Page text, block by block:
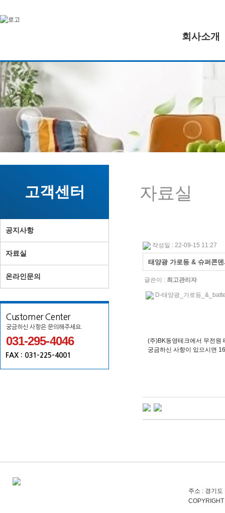
회사소개
고객센터
공지사항
자료실
온라인문의
Customer Center
궁금하신 사항은 문의해주세요.
031-295-4046
FAX : 031-225-4001
자료실
작성일 : 22-09-15 11:27
태양광 가로등 & 슈퍼콘
글쓴이 : 최고관리자
D-태양광_가로등
(주)BK동영테크에서 무전원
궁금하신 사항이 있으시면
주소 : 경기